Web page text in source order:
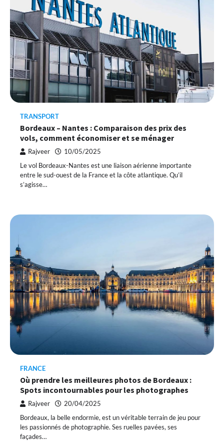
TRANSPORT
Bordeaux – Nantes : Comparaison des prix des
vols, comment économiser et se ménager
Rajveer 10/05/2025
Le vol Bordeaux-Nantes est une liaison aérienne importante
entre le sud-ouest de la France et la côte atlantique. Qu’il
s’agisse…
FRANCE
Où prendre les meilleures photos de Bordeaux :
Spots incontournables pour les photographes
Rajveer 20/04/2025
Bordeaux, la belle endormie, est un véritable terrain de jeu pour
les passionnés de photographie. Ses ruelles pavées, ses
façades…